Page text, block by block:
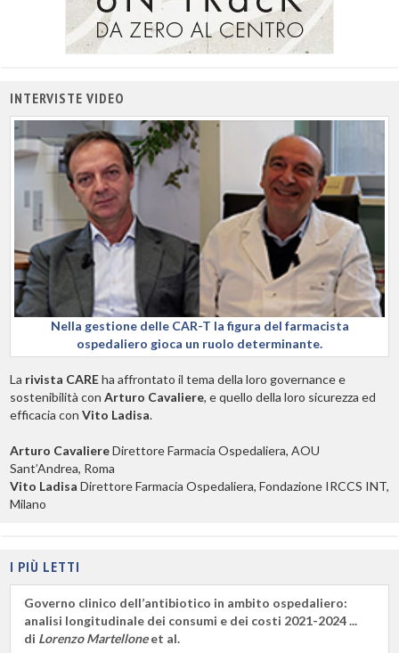
INTERVISTE VIDEO
Nella gestione delle CAR-T la figura del farmacista
ospedaliero gioca un ruolo determinante.
La rivista CAREha affrontato il tema della loro governance e
sostenibilità con Arturo Cavaliere, e quello della loro sicurezza ed
efficacia con Vito Ladisa.
Arturo CavaliereDirettore Farmacia Ospedaliera, AOU
Sant’Andrea, Roma
Vito Ladisa Direttore Farmacia Ospedaliera, Fondazione IRCCS INT,
Milano
I PIÙ LETTI
Governo clinico dell’antibiotico in ambito ospedaliero:
analisi longitudinale dei consumi e dei costi 2021-2024 ...
di Lorenzo Martelloneet al.